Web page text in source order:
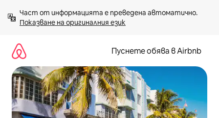
към
съдържанието
Показване на оригиналния език
Пуснете обява в Airbnb